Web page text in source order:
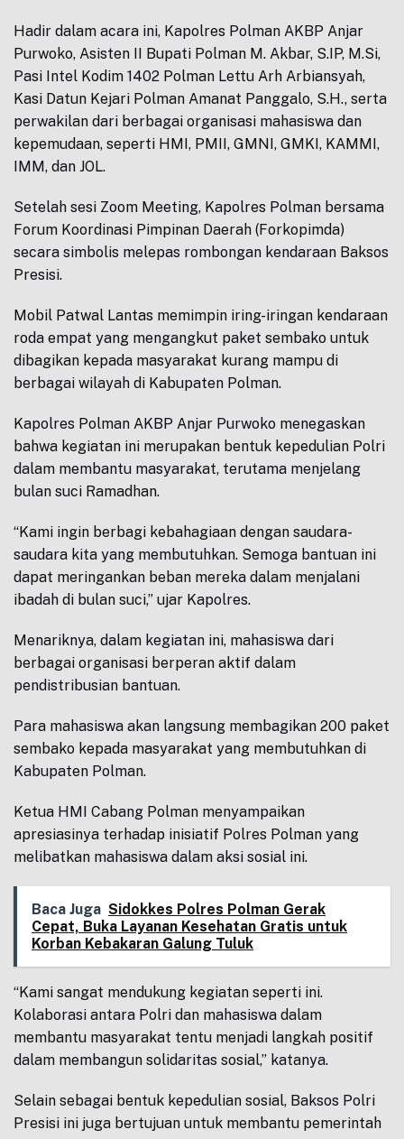
Hadir dalam acara ini, Kapolres Polman AKBP Anjar
Purwoko, Asisten II Bupati Polman M. Akbar, S.IP, M.Si,
Pasi Intel Kodim 1402 Polman Lettu Arh Arbiansyah,
Kasi Datun Kejari Polman Amanat Panggalo, S.H., serta
perwakilan dari berbagai organisasi mahasiswa dan
kepemudaan, seperti HMI, PMII, GMNI, GMKI, KAMMI,
IMM, dan JOL.
Setelah sesi Zoom Meeting, Kapolres Polman bersama
Forum Koordinasi Pimpinan Daerah (Forkopimda)
secara simbolis melepas rombongan kendaraan Baksos
Presisi.
Mobil Patwal Lantas memimpin iring-iringan kendaraan
roda empat yang mengangkut paket sembako untuk
dibagikan kepada masyarakat kurang mampu di
berbagai wilayah di Kabupaten Polman.
Kapolres Polman AKBP Anjar Purwoko menegaskan
bahwa kegiatan ini merupakan bentuk kepedulian Polri
dalam membantu masyarakat, terutama menjelang
bulan suci Ramadhan.
“Kami ingin berbagi kebahagiaan dengan saudara-
saudara kita yang membutuhkan. Semoga bantuan ini
dapat meringankan beban mereka dalam menjalani
ibadah di bulan suci,” ujar Kapolres.
Menariknya, dalam kegiatan ini, mahasiswa dari
berbagai organisasi berperan aktif dalam
pendistribusian bantuan.
Para mahasiswa akan langsung membagikan 200 paket
sembako kepada masyarakat yang membutuhkan di
Kabupaten Polman.
Ketua HMI Cabang Polman menyampaikan
apresiasinya terhadap inisiatif Polres Polman yang
melibatkan mahasiswa dalam aksi sosial ini.
Baca Juga Sidokkes Polres Polman Gerak
Cepat, Buka Layanan Kesehatan Gratis untuk
Korban Kebakaran Galung Tuluk
“Kami sangat mendukung kegiatan seperti ini.
Kolaborasi antara Polri dan mahasiswa dalam
membantu masyarakat tentu menjadi langkah positif
dalam membangun solidaritas sosial,” katanya.
Selain sebagai bentuk kepedulian sosial, Baksos Polri
Presisi ini juga bertujuan untuk membantu pemerintah